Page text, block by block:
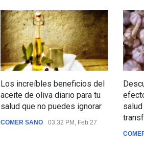
Los increíbles beneficios del
aceite de oliva diario para tu
salud que no puedes ignorar
COMER SANO 03:32 PM, Feb 27